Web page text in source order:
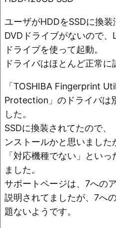
ユーザがHDDをSSDに換装
DVDドライブがないので
ドライブを使って起動。
ドライバはほとんど正常に
「TOSHIBA Fingerprint
Protection」のドライバは
した。
SSDに換装されてたので、
ンストールかと思いまし
「対応機種でない」とい
ました。
サポートページは、7への
説明されてましたが、7へ
題ないようです。